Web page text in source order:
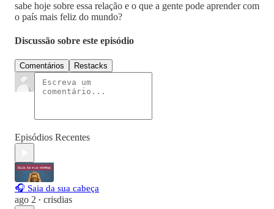
sabe hoje sobre essa relação e o que a gente pode aprender com
o país mais feliz do mundo?
Discussão sobre este episódio
Comentários Restacks
Episódios Recentes
🎧 Saia da sua cabeça
ago 2 • crisdias